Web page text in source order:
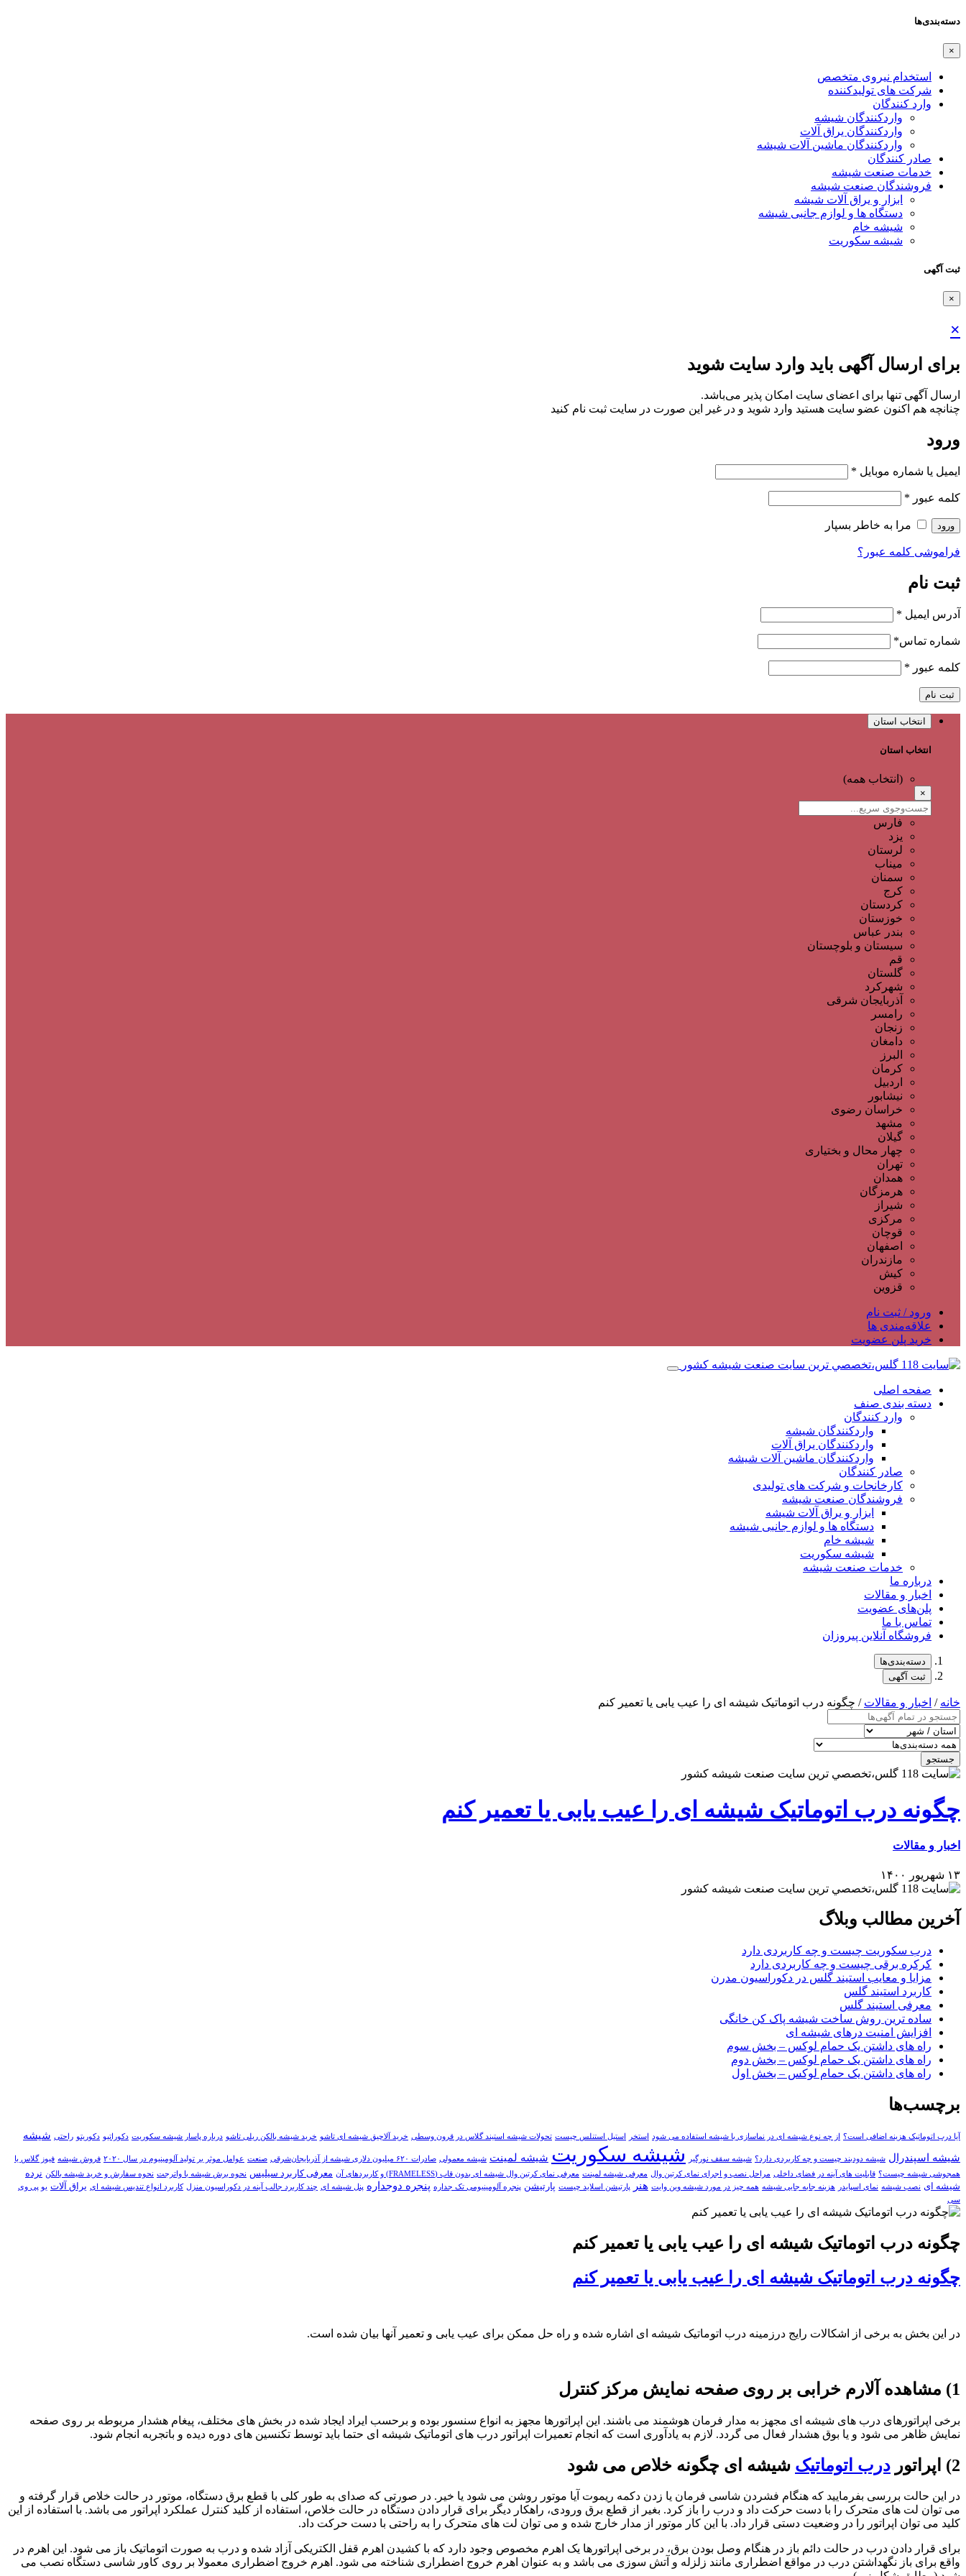
دسته‌بندی‌ها
×
استخدام نیروی متخصص
شرکت های تولیدکننده
وارد کنندگان
واردکنندگان شیشه
واردکنندگان یراق آلات
واردکنندگان ماشین آلات شیشه
صادر کنندگان
خدمات صنعت شیشه
فروشندگان صنعت شیشه
ابزار و یراق آلات شیشه
دستگاه ها و لوازم جانبی شیشه
شیشه خام
شیشه سکوریت
ثبت آگهی
×
×
برای ارسال آگهی باید وارد سایت شوید
ارسال آگهی تنها برای اعضای سایت امکان پذیر می‌باشد.
چنانچه هم‌ اکنون عضو سایت هستید وارد شوید و در غیر این صورت در سایت ثبت نام کنید
ورود
ایمیل یا شماره موبایل *
کلمه عبور *
ورود مرا به خاطر بسپار
فراموشی کلمه عبور؟
ثبت نام
آدرس ایمیل *
شماره تماس*
کلمه عبور *
ثبت نام
انتخاب استان
انتخاب استان
(انتخاب همه)
×
فارس
یزد
لرستان
میناب
سمنان
کرج
کردستان
خوزستان
بندر عباس
سیستان و بلوچستان
قم
گلستان
شهرکرد
آذربایجان شرقی
رامسر
زنجان
دامغان
البرز
کرمان
اردبیل
نیشابور
خراسان رضوی
مشهد
گیلان
چهار محال و بختیاری
تهران
همدان
هرمزگان
شیراز
مرکزی
قوچان
اصفهان
مازندران
کیش
قزوین
ورود / ثبت نام
علاقه‌مندی ها
خرید پلن عضویت
صفحه اصلی
دسته بندی صنف
وارد کنندگان
واردکنندگان شیشه
واردکنندگان یراق آلات
واردکنندگان ماشین آلات شیشه
صادر کنندگان
کارخانجات و شرکت های تولیدی
فروشندگان صنعت شیشه
ابزار و یراق آلات شیشه
دستگاه ها و لوازم جانبی شیشه
شیشه خام
شیشه سکوریت
خدمات صنعت شیشه
درباره ما
اخبار و مقالات
پلن‌های عضویت
تماس با ما
فروشگاه آنلاین پیروزان
دسته‌بندی‌ها
ثبت آگهی
خانه / اخبار و مقالات / چگونه درب اتوماتیک شیشه ای را عیب یابی یا تعمیر کنم
جستجو
چگونه درب اتوماتیک شیشه ای را عیب یابی یا تعمیر کنم
اخبار و مقالات
۱۳ شهریور ۱۴۰۰
آخرین مطالب وبلاگ
درب سکوریت چیست و چه کاربردی دارد
کرکره برقی چیست و چه کاربردی دارد
مزایا و معایب استیند گلس در دکوراسیون مدرن
کاربرد استیند گلس
معرفی استیند گلس
ساده ترین روش ساخت شیشه پاک کن خانگی
افزایش امنیت درهای شیشه ای
راه های داشتن یک حمام لوکس – بخش سوم
راه های داشتن یک حمام لوکس – بخش دوم
راه های داشتن یک حمام لوکس – بخش اول
برچسب‌ها
آیا درب اتوماتیک هزینه اضافی است؟ از چه نوع شیشه ای در نماسازی با شیشه استفاده می شود استخر استيل استنلس چيست تحولات شیشه استیند گلاس در قرون وسطی خرید آلاچیق شیشه ای تاشو خرید شیشه بالکن ریلی تاشو درباره پاسار شيشه سکوريت دکوراتیو دکوریتو راحتی شيشه
شیشه اسپندرال شیشه دودبند چیست و چه کاربردی دارد؟ شیشه سقف نورگیر شیشه سکوریت شیشه لمینت شیشه معمولی صادرات ۶۲۰ میلیون دلاری شیشه از آذربایجان‌شرقی صنعت عوامل موثر بر تولید آلومینیوم در سال ۲۰۲۰ فروش شیشه فیوز گلاس یا
همجوشی شیشه چیست؟ قابلیت های آینه در فضای داخلی مراحل نصب و اجرای نمای کرتین وال معرفی شیشه لمینت معرفی نمای کرتین وال شیشه ای بدون قاب (FRAMELESS) و کاربردهای آن معرفی کاربرد سیلیس نحوه برش شیشه با واترجت نحوه سفارش و خريد شيشه بالکن نرده
شیشه ای نصب شیشه نمای اسپایدر هزینه جابه جایی شیشه همه چيز در مورد شيشه وين وايت هنر پارتيشن اسلايد چيست پارتیشن پنجره آلومینیومی تک جداره پنجره دوجداره پنل شیشه ای چند کاربرد جالب آینه در دکوراسیون منزل کاربرد انواع تندیس شیشه ای یراق آلات یو پی وی
سی
چگونه درب اتوماتیک شیشه ای را عیب یابی یا تعمیر کنم
چگونه درب اتوماتیک شیشه ای را عیب یابی یا تعمیر کنم
در این بخش به برخی از اشکالات رایج درزمینه درب اتوماتیک شیشه ای اشاره‌ شده و راه‌ حل ممکن برای عیب‌ یابی و تعمیر آنها بیان‌ شده است.
1) مشاهده آلارم خرابی بر روی صفحه نمایش مرکز کنترل
برخی اپراتورهای درب های شیشه ای مجهز به مدار فرمان هوشمند می باشند. این اپراتورها مجهز به انواع سنسور بوده و برحسب ایراد ایجاد شده در بخش های مختلف، پیغام هشدار مربوطه بر روی صفحه
نمایش ظاهر می شود و یا بوق هشدار فعال می گردد. لازم به یادآوری است که انجام تعمیرات اپراتور درب های اتوماتیک شیشه ای حتما باید توسط تکنسین های دوره دیده و باتجربه انجام شود.
2) اپراتور درب اتوماتیک شیشه ای چگونه خلاص می شود
در این حالت بررسی بفرمایید که هنگام فشردن شاسی فرمان یا زدن دکمه ریموت آیا موتور روشن می شود یا خیر. در صورتی که صدای به طور کلی با قطع برق دستگاه، موتور در حالت خلاص قرار گرفته و
می توان لت های متحرک را با دست حرکت داد و درب را باز کرد. بغیر از قطع برق ورودی، راهکار دیگر برای قرار دادن دستگاه در حالت خلاص، استفاده از کلید کنترل عملکرد اپراتور می باشد. با استفاده از این
کلید می توان اپراتور را در وضعیت دستی قرار داد. با این کار موتور از مدار خارج شده و می توان لت های متحرک را به راحتی با دست حرکت داد.
برای قرار دادن درب در حالت دائم باز در هنگام وصل بودن برق، در برخی اپراتورها یک اهرم مخصوص وجود دارد که با کشیدن اهرم قفل الکتریکی آزاد شده و درب به صورت اتوماتیک باز می شود. این اهرم در
واقع برای باز نگهداشتن درب در مواقع اضطراری مانند زلزله و آتش سوزی می باشد و به عنوان اهرم خروج اضطراری شناخته می شود. اهرم خروج اضطراری معمولا بر روی کاور شاسی دستگاه نصب می